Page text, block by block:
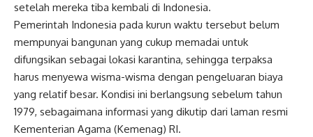
setelah mereka tiba kembali di Indonesia.
Pemerintah Indonesia pada kurun waktu tersebut belum
mempunyai bangunan yang cukup memadai untuk
difungsikan sebagai lokasi karantina, sehingga terpaksa
harus menyewa wisma-wisma dengan pengeluaran biaya
yang relatif besar. Kondisi ini berlangsung sebelum tahun
1979, sebagaimana informasi yang dikutip dari laman resmi
Kementerian Agama (Kemenag) RI.